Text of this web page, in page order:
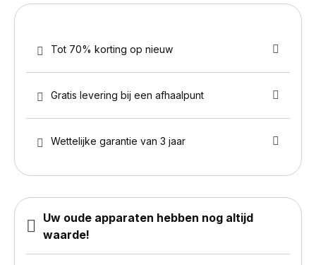
Tot 70% korting op nieuw
Gratis levering bij een afhaalpunt
Wettelijke garantie van 3 jaar
Uw oude apparaten hebben nog altijd
waarde!